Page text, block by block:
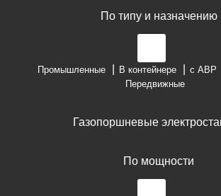
По типу и назначению
Промышленные В контейнере с АВР
Передвижные
Газопоршневые
По мощности